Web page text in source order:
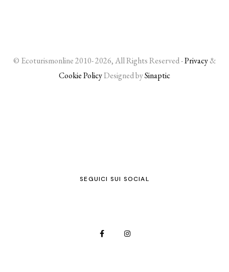
© Ecoturismonline 2010- 2026, All Rights Reserved -Privacy&
Cookie PolicyDesigned bySinaptic
SEGUICI SUI SOCIAL